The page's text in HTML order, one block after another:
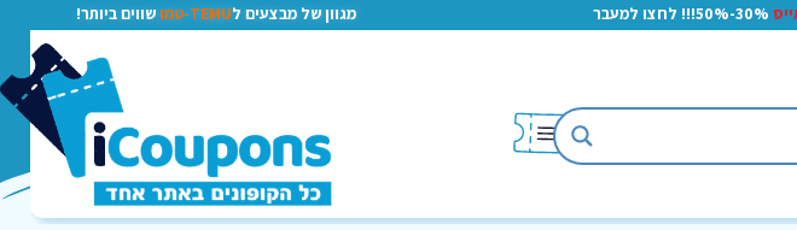
לחצו למעבר מגוון של מבצעים לTEMU-טמו שווים ביותר!